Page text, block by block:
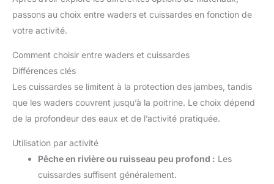
passons au choix entre waders et cuissardes en fonction de
votre activité.
Comment choisir entre waders et cuissardes
Différences clés
Les cuissardes se limitent à la protection des jambes, tandis
que les waders couvrent jusqu’à la poitrine. Le choix dépend
de la profondeur des eaux et de l’activité pratiquée.
Utilisation par activité
Pêche en rivière ou ruisseau peu profond : Les
cuissardes suffisent généralement.